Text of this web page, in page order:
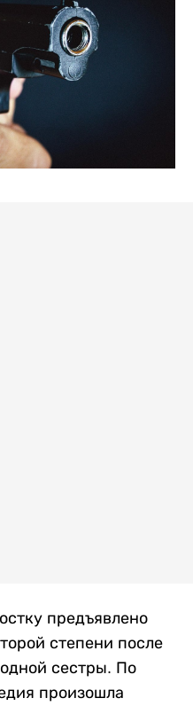
предъявлено
степени после
сестры. По
произошла